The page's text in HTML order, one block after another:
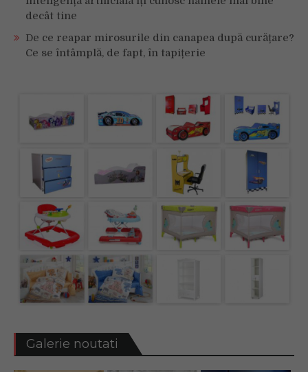
decât tine
De ce reapar mirosurile din canapea după curățare?
Ce se întâmplă, de fapt, în tapițerie
Galerie noutati